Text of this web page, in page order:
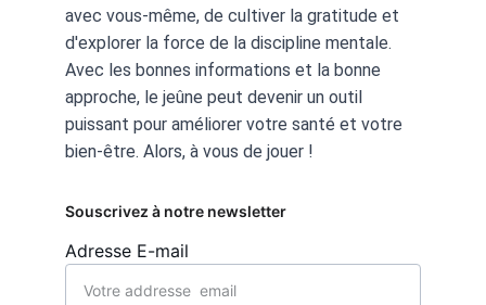
avec vous-même, de cultiver la gratitude et
d'explorer la force de la discipline mentale.
Avec les bonnes informations et la bonne
approche, le jeûne peut devenir un outil
puissant pour améliorer votre santé et votre
bien-être. Alors, à vous de jouer !
Adresse E-mail
Souscrivez à notre newsletter